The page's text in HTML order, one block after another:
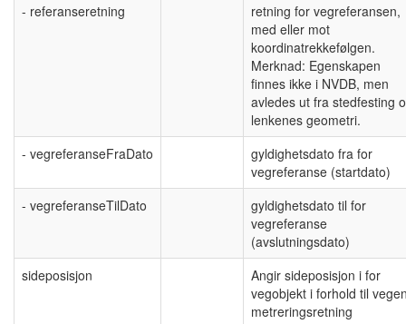
- referanseretning
retning for vegreferansen,
med eller mot
koordinatrekkefølgen.
Merknad: Egenskapen
finnes ikke i NVDB, men
avledes ut fra stedfesting
lenkenes geometri.
- vegreferanseFraDato
gyldighetsdato fra for
vegreferanse (startdato)
- vegreferanseTilDato
gyldighetsdato til for
vegreferanse
(avslutningsdato)
sideposisjon
Angir sideposisjon i for
vegobjekt i forhold til
metreringsretning